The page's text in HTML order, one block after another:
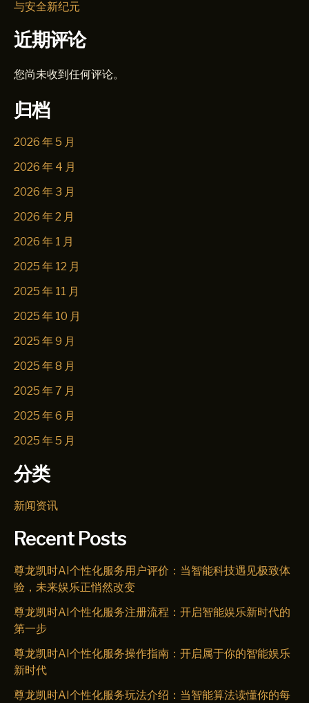
与安全新纪元
近期评论
您尚未收到任何评论。
归档
2026 年 5 月
2026 年 4 月
2026 年 3 月
2026 年 2 月
2026 年 1 月
2025 年 12 月
2025 年 11 月
2025 年 10 月
2025 年 9 月
2025 年 8 月
2025 年 7 月
2025 年 6 月
2025 年 5 月
分类
新闻资讯
Recent Posts
尊龙凯时AI个性化服务用户评价：当智能科技遇见极致体
验，未来娱乐正悄然改变
尊龙凯时AI个性化服务注册流程：开启智能娱乐新时代的
第一步
尊龙凯时AI个性化服务操作指南：开启属于你的智能娱乐
新时代
尊龙凯时AI个性化服务玩法介绍：当智能算法读懂你的每